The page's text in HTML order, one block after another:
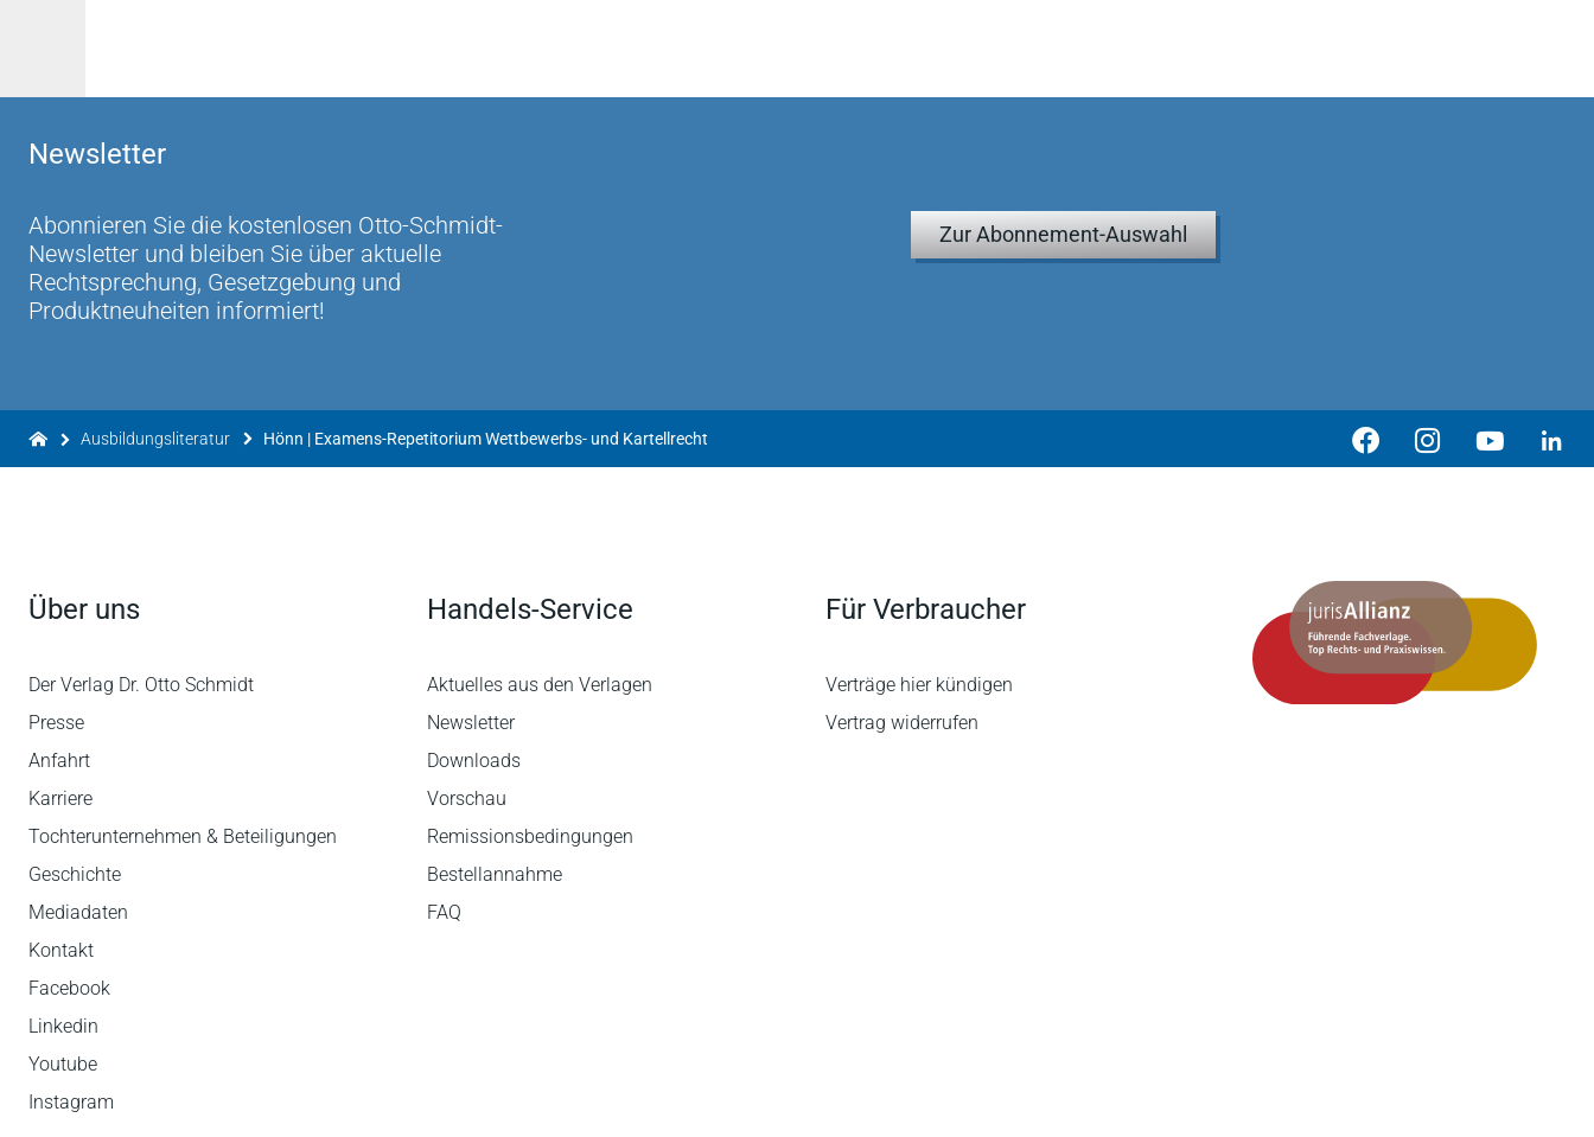
jurawelt.com 21.1.2008
Newsletter
Abonnieren Sie die kostenlosen Otto-Schmidt-
Newsletter und bleiben Sie über aktuelle
Rechtsprechung, Gesetzgebung und
Produktneuheiten informiert!
Zur Abonnement-Auswahl
Ausbildungsliteratur Hönn | Examens-Repetitorium Wettbewerbs- und Kartellrecht
Über uns
Der Verlag Dr. Otto Schmidt
Presse
Anfahrt
Karriere
Tochterunternehmen & Beteiligungen
Geschichte
Mediadaten
Kontakt
Facebook
Linkedin
Youtube
Instagram
Handels-Service
Aktuelles aus den Verlagen
Newsletter
Downloads
Vorschau
Remissionsbedingungen
Bestellannahme
FAQ
Für Verbraucher
Verträge hier kündigen
Vertrag widerrufen